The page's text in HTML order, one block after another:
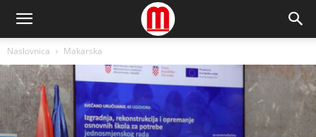
Naslovnica Makarska